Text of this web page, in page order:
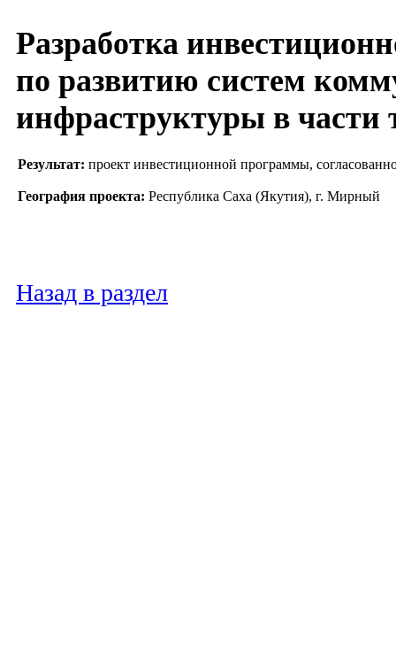
Разработка
по развитию систем
инфраструктуры в части
Результат: проект инвестиционной программы,
География проекта: Республика Саха (Якутия), г. Мирный
Назад в раздел